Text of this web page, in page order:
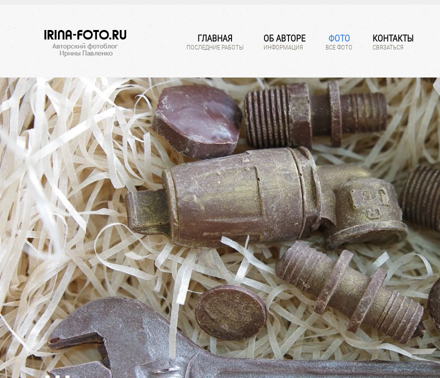
ГЛАВНАЯ
ПОСЛЕДНИЕ РАБОТЫ
ОБ АВТОРЕ
ИНФОРМАЦИЯ
ФОТО
ВСЕ ФОТО
КОНТАКТЫ
СВЯЗАТЬСЯ